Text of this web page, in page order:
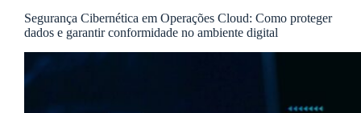
Segurança Cibernética em Operações Cloud: Como proteger
dados e garantir conformidade no ambiente digital